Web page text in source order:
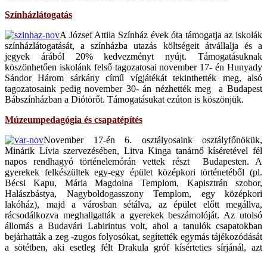
Színházlátogatás
A József Attila Színház évek óta támogatja az iskolák
színházlátogatását, a színházba utazás költségeit átvállalja és a
jegyek árából 20% kedvezményt nyújt. Támogatásuknak
köszönhetően iskolánk felső tagozatosai november 17- én Hunyady
Sándor Három sárkány című vígjátékát tekinthették meg, alsó
tagozatosaink pedig november 30- án nézhették meg a Budapest
Bábszínházban a Diótörőt. Támogatásukat ezúton is köszönjük.
Múzeumpedagógia és csapatépítés
November 17-én 6. osztályosaink osztályfőnökük,
Minárik Lívia szervezésében, Litva Kinga tanárnő kíséretével fél
napos rendhagyó történelemórán vettek részt Budapesten. A
gyerekek felkészültek egy-egy épület középkori történetéből (pl.
Bécsi Kapu, Mária Magdolna Templom, Kapisztrán szobor,
Halászbástya, Nagyboldogasszony Templom, egy középkori
lakóház), majd a városban sétálva, az épület előtt megállva,
rácsodálkozva meghallgatták a gyerekek beszámolóját. Az utolsó
állomás a Budavári Labirintus volt, ahol a tanulók csapatokban
bejárhatták a zeg -zugos folyosókat, segítették egymás tájékozódását
a sötétben, aki esetleg félt Drakula gróf kísérteties sírjánál, azt